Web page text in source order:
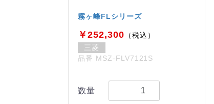
霧ヶ峰FLシリーズ
￥252,300 （税込）
三菱
品番 MSZ-FLV7121S
数量